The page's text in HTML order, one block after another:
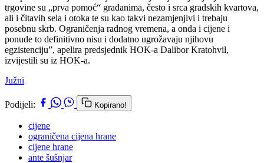
trgovine su „prva pomoć“ građanima, često i srca gradskih kvartova,
ali i čitavih sela i otoka te su kao takvi nezamjenjivi i trebaju
posebnu skrb. Ograničenja radnog vremena, a onda i cijene i
ponude to definitivno nisu i dodatno ugrožavaju njihovu
egzistenciju”, apelira predsjednik HOK-a Dalibor Kratohvil,
izvijestili su iz HOK-a.
Južni
Podijeli: Kopirano!
cijene
ograničena cijena hrane
cijene hrane
ante šušnjar